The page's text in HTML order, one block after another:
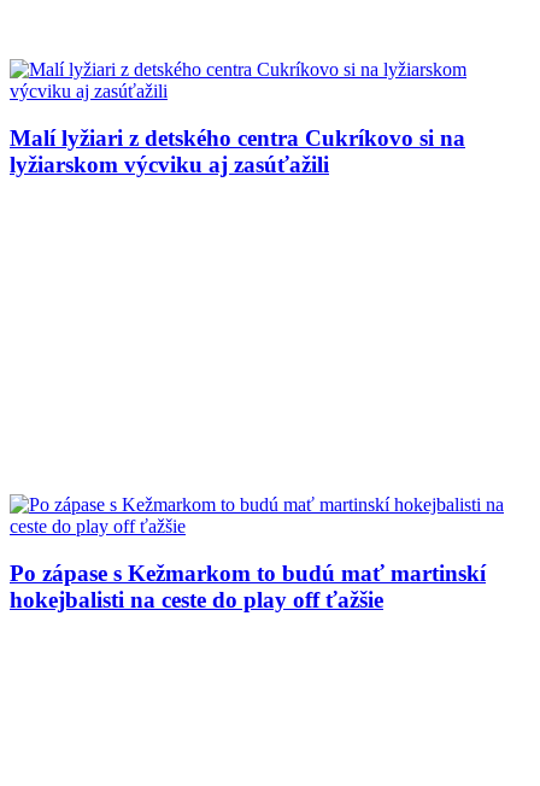
Malí lyžiari z detského centra Cukríkovo si na
lyžiarskom výcviku aj zasúťažili
Po zápase s Kežmarkom to budú mať martinskí
hokejbalisti na ceste do play off ťažšie